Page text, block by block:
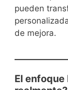
pueden
de mejora.
El